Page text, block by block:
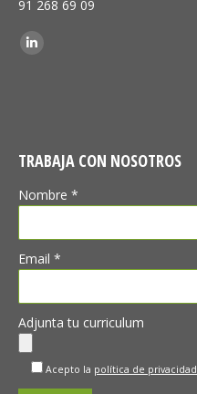
91 268 69 09
Encuéntranos en:
Linkedin
TRABAJA CON NOSOTROS
Nombre *
Email *
Adjunta tu curriculum
Acepto la política de privacidad